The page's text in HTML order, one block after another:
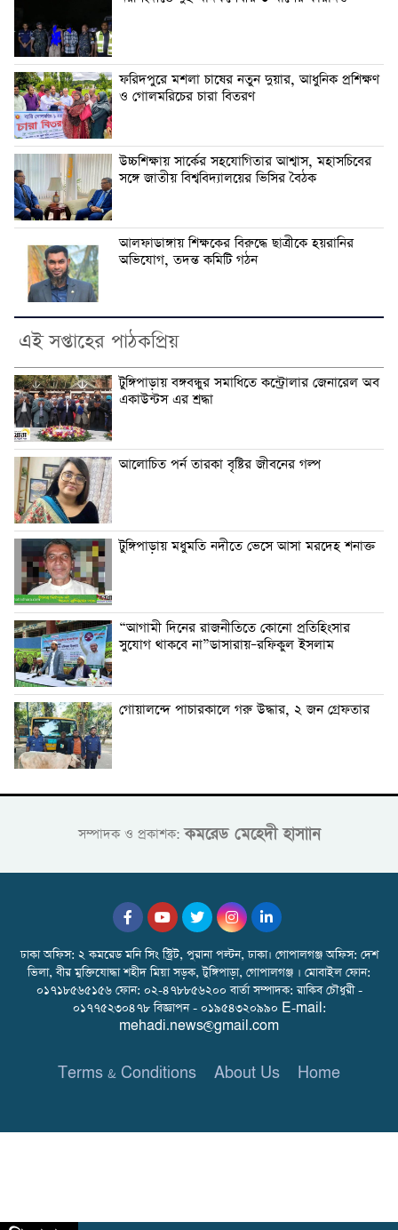
ফরিদপুরে মশলা চাষের নতুন দুয়ার, আধুনিক প্রশিক্ষণ
ও গোলমরিচের চারা বিতরণ
উচ্চশিক্ষায় সার্কের সহযোগিতার আশ্বাস, মহাসচিবের
সঙ্গে জাতীয় বিশ্ববিদ্যালয়ের ভিসির বৈঠক
আলফাডাঙ্গায় শিক্ষকের বিরুদ্ধে ছাত্রীকে হয়রানির
অভিযোগ, তদন্ত কমিটি গঠন
এই সপ্তাহের পাঠকপ্রিয়
টুঙ্গিপাড়ায় বঙ্গবন্ধুর সমাধিতে কন্ট্রোলার জেনারেল অব
একাউন্টস এর শ্রদ্ধা
আলোচিত পর্ন তারকা বৃষ্টির জীবনের গল্প
টুঙ্গিপাড়ায় মধুমতি নদীতে ভেসে আসা মরদেহ শনাক্ত
“আগামী দিনের রাজনীতিতে কোনো প্রতিহিংসার
সুযোগ থাকবে না”ডাসারায়–রফিকুল ইসলাম
গোয়ালন্দে পাচারকালে গরু উদ্ধার, ২ জন গ্রেফতার
সম্পাদক ও প্রকাশক:কমরেড মেহেদী হাসাান
ঢাকা অফিস: ২ কমরেড মনি সিং স্ট্রিট, পুরানা পল্টন, ঢাকা। গোপালগঞ্জ অফিস: দেশ
ভিলা, বীর মুক্তিযোদ্ধা শহীদ মিয়া সড়ক, টুঙ্গিপাড়া, গোপালগঞ্জ । মোবাইল ফোন:
০১৭১৮৫৬৫১৫৬ ফোন: ০২-৪৭৮৮৫৬২০০ বার্তা সম্পাদক: রাকিব চৌধুরী -
০১৭৭৫২৩০৪৭৮ বিজ্ঞাপন - ০১৯৫৪৩২০৯৯০ E-mail:
mehadi.news@gmail.com
Terms & Conditions About Us Home